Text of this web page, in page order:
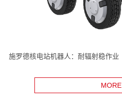
施罗德核电站机器人：耐辐射稳作业
MORE